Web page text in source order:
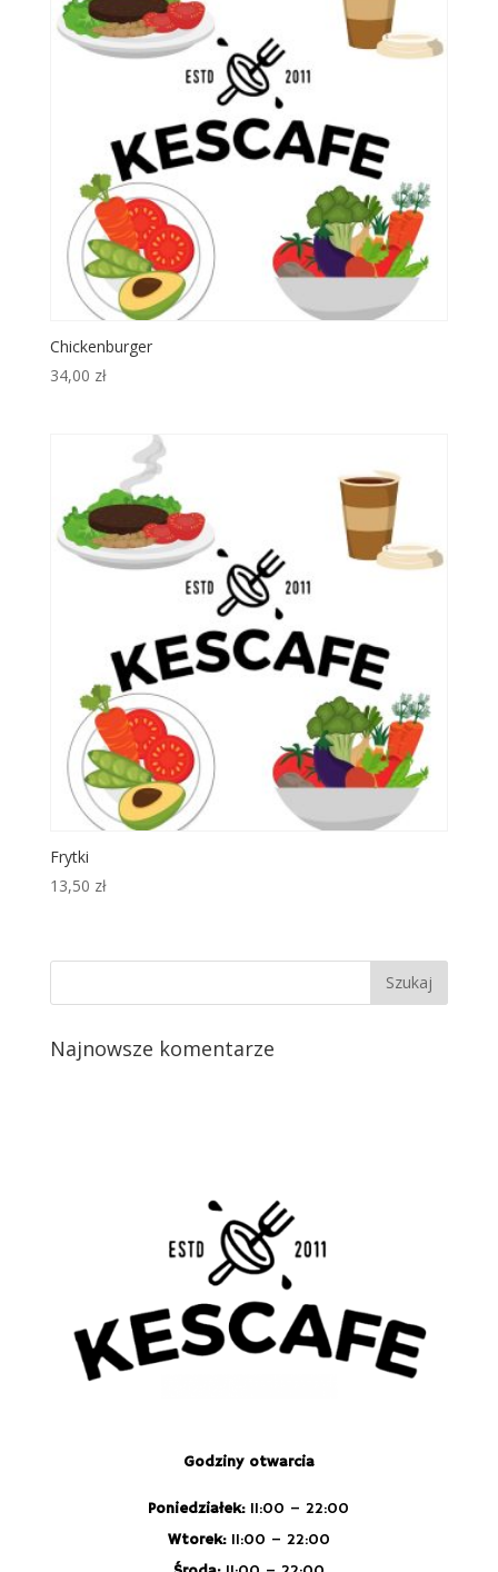
Chickenburger
34,00 zł
Frytki
13,50 zł
Najnowsze komentarze
Godziny otwarcia
Poniedziałek:11:00 – 22:00
Wtorek:11:00 – 22:00